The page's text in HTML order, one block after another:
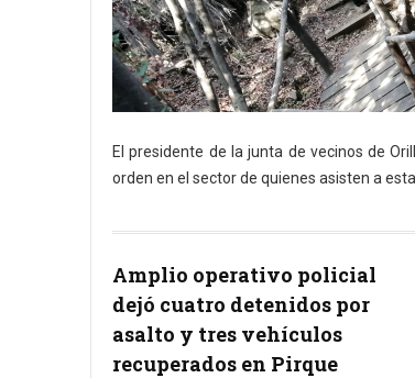
El presidente de la junta de vecinos de
orden en el sector de quienes asisten a
Amplio operativo policial
dejó cuatro detenidos por
asalto y tres vehículos
recuperados en Pirque